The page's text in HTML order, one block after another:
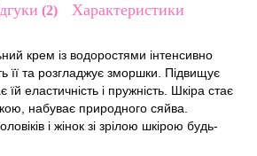
2 Характеристики
крем із водоростями інтенсивно
її та розгладжує зморшки. Підвищує
їй еластичність і пружність. Шкіра стає
набуває природного сяйва.
і жінок зі зрілою шкірою будь-